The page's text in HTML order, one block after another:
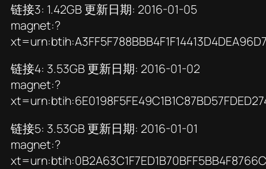
链接3: 1.42GB 更新日期: 2016-01-05
magnet:?
链接4: 3.53GB 更新日期: 2016-01-02
magnet:?
链接5: 3.53GB 更新日期: 2016-01-01
magnet:?